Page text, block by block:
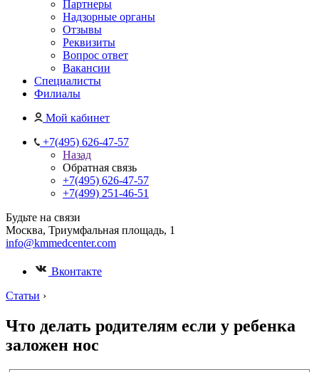
Партнеры
Надзорные органы
Отзывы
Реквизиты
Вопрос ответ
Вакансии
Специалисты
Филиалы
Мой кабинет
+7(495) 626-47-57
Назад
Обратная связь
+7(495) 626-47-57
+7(499) 251-46-51
Будьте на связи
Москва, Триумфальная площадь, 1
info@kmmedcenter.com
Вконтакте
Статьи ›
Что делать родителям если у ребенка
заложен нос